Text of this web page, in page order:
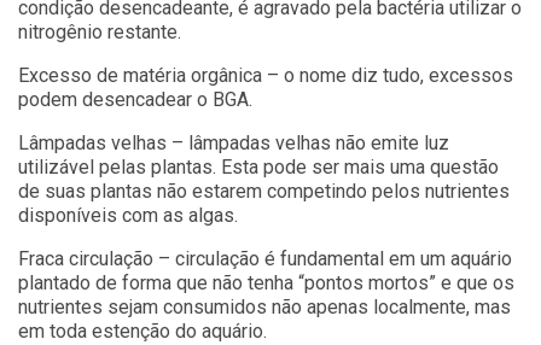
condição desencadeante, é agravado pela bactéria utilizar o
nitrogênio restante.
Excesso de matéria orgânica – o nome diz tudo, excessos
podem desencadear o BGA.
Lâmpadas velhas – lâmpadas velhas não emite luz
utilizável pelas plantas. Esta pode ser mais uma questão
de suas plantas não estarem competindo pelos nutrientes
disponíveis com as algas.
Fraca circulação – circulação é fundamental em um aquário
plantado de forma que não tenha “pontos mortos” e que os
nutrientes sejam consumidos não apenas localmente, mas
em toda estenção do aquário.